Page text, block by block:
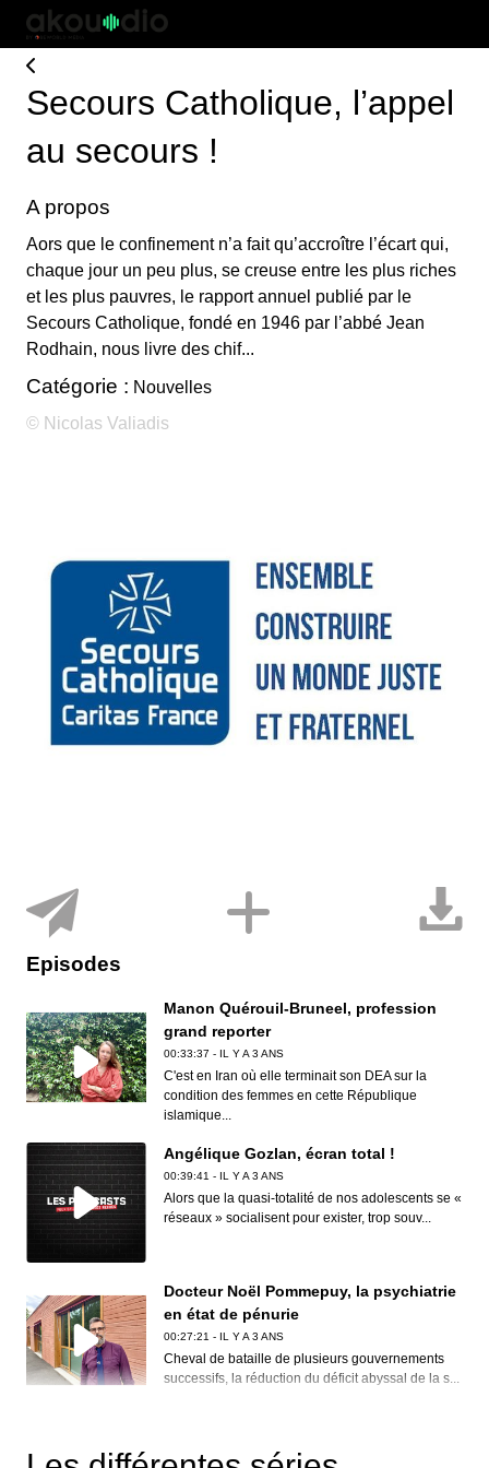
Secours Catholique, l’appel
au secours !
A propos
Aors que le confinement n’a fait qu’accroître l’écart qui,
chaque jour un peu plus, se creuse entre les plus riches
et les plus pauvres, le rapport annuel publié par le
Secours Catholique, fondé en 1946 par l’abbé Jean
Rodhain, nous livre des chif...
Catégorie : Nouvelles
© Nicolas Valiadis
Episodes
Manon Quérouil-Bruneel, profession
grand reporter
00:33:37 - IL Y A 3 ANS
C'est en Iran où elle terminait son DEA sur la
condition des femmes en cette République
islamique...
Angélique Gozlan, écran total !
00:39:41 - IL Y A 3 ANS
Alors que la quasi-totalité de nos adolescents se «
réseaux » socialisent pour exister, trop souv...
Docteur Noël Pommepuy, la psychiatrie
en état de pénurie
00:27:21 - IL Y A 3 ANS
Cheval de bataille de plusieurs gouvernements
successifs, la réduction du déficit abyssal de la s...
00:30:12 - IL Y A 3 ANS